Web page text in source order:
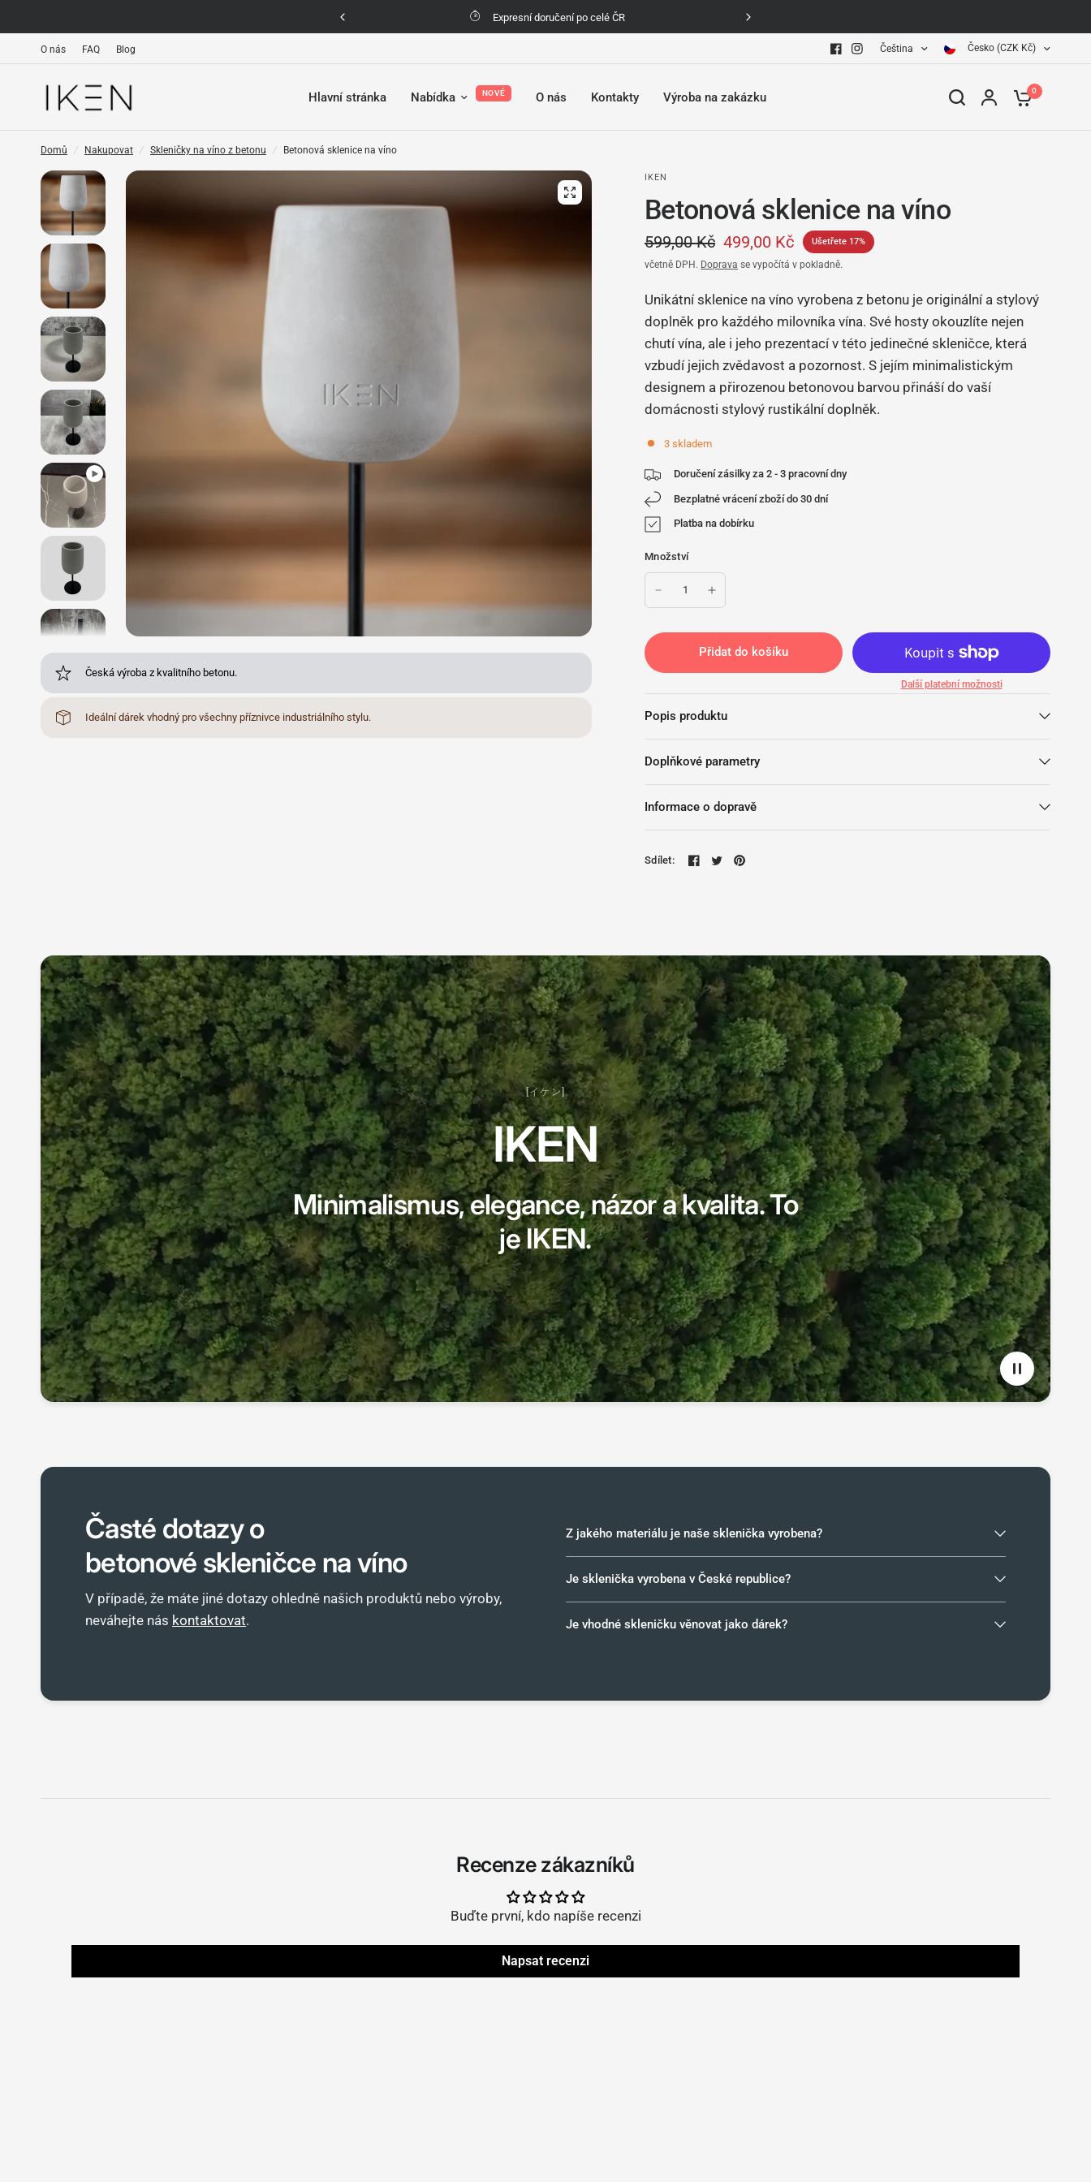
Možnost vrácení zboží do 30 dní
O nás FAQ Blog Čeština Česko (CZK Kč)
Hlavní stránka Nabídka NOVÉ O nás Kontakty Výroba na zakázku 0
Domů / Nakupovat / Skleničky na víno z betonu / Betonová sklenice na víno
Česká výroba z kvalitního betonu.
Ideální dárek vhodný pro všechny příznivce industriálního stylu.
IKEN
Betonová sklenice na víno
599,00 Kč 499,00 Kč Ušetřete 17%
včetně DPH. Doprava se vypočítá v pokladně.
Unikátní sklenice na víno vyrobena z betonu je originální a stylový
doplněk pro každého milovníka vína. Své hosty okouzlíte nejen
chutí vína, ale i jeho prezentací v této jedinečné skleničce, která
vzbudí jejich zvědavost a pozornost. S jejím minimalistickým
designem a přirozenou betonovou barvou přináší do vaší
domácnosti stylový rustikální doplněk.
3 skladem
Doručení zásilky za 2 - 3 pracovní dny
Bezplatné vrácení zboží do 30 dní
Platba na dobírku
Množství
Přidat do košíku
Další platební možnosti
Popis produktu
Doplňkové parametry
Informace o dopravě
Sdílet:
[イケン]
IKEN
Minimalismus, elegance, názor a kvalita. To
je IKEN.
Časté dotazy o
betonové skleničce na víno
V případě, že máte jiné dotazy ohledně našich produktů nebo výroby,
neváhejte nás kontaktovat.
Z jakého materiálu je naše sklenička vyrobena?
Je sklenička vyrobena v České republice?
Je vhodné skleničku věnovat jako dárek?
Recenze zákazníků
Buďte první, kdo napíše recenzi
Napsat recenzi